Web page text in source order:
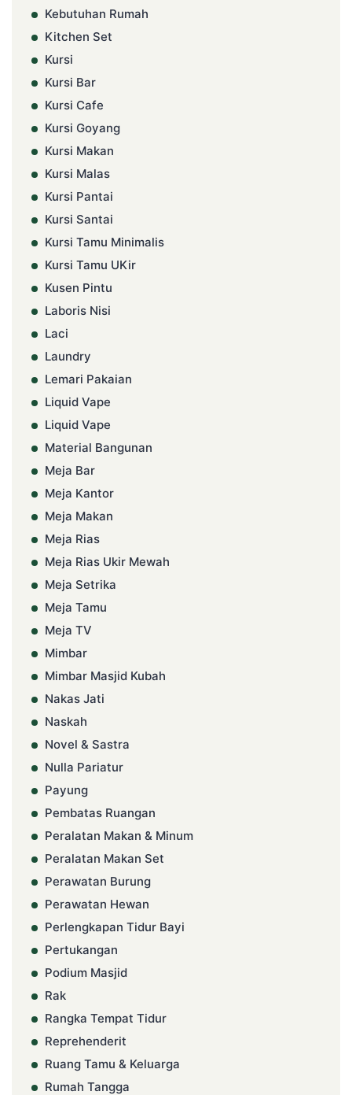
Kebutuhan Rumah
Kitchen Set
Kursi
Kursi Bar
Kursi Cafe
Kursi Goyang
Kursi Makan
Kursi Malas
Kursi Pantai
Kursi Santai
Kursi Tamu Minimalis
Kursi Tamu UKir
Kusen Pintu
Laboris Nisi
Laci
Laundry
Lemari Pakaian
Liquid Vape
Liquid Vape
Material Bangunan
Meja Bar
Meja Kantor
Meja Makan
Meja Rias
Meja Rias Ukir Mewah
Meja Setrika
Meja Tamu
Meja TV
Mimbar
Mimbar Masjid Kubah
Nakas Jati
Naskah
Novel & Sastra
Nulla Pariatur
Payung
Pembatas Ruangan
Peralatan Makan & Minum
Peralatan Makan Set
Perawatan Burung
Perawatan Hewan
Perlengkapan Tidur Bayi
Pertukangan
Podium Masjid
Rak
Rangka Tempat Tidur
Reprehenderit
Ruang Tamu & Keluarga
Rumah Tangga